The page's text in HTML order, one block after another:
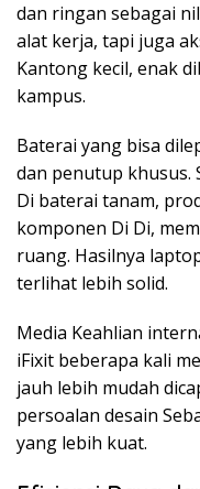
dan ringan sebagai
alat kerja, tapi juga
Kantong kecil, enak
kampus.
Baterai yang bisa
dan penutup khusus.
Di baterai tanam,
komponen Di Di,
ruang. Hasilnya
terlihat lebih solid.
Media Keahlian
iFixit beberapa kali
jauh lebih mudah
persoalan desain
yang lebih kuat.